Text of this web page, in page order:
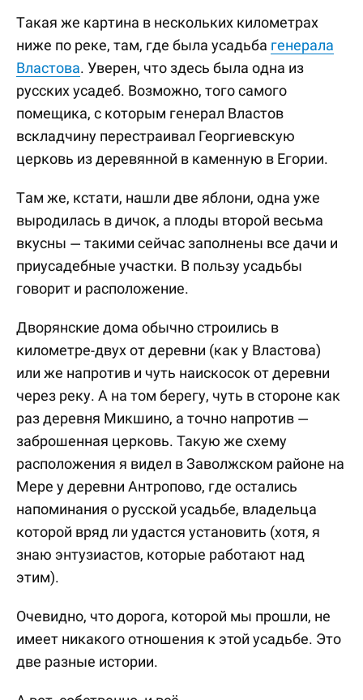
Такая же картина в нескольких километрах
ниже по реке, там, где была усадьба генерала
Властова. Уверен, что здесь была одна из
русских усадеб. Возможно, того самого
помещика, с которым генерал Властов
вскладчину перестраивал Георгиевскую
церковь из деревянной в каменную в Егории.
Там же, кстати, нашли две яблони, одна уже
выродилась в дичок, а плоды второй весьма
вкусны — такими сейчас заполнены все дачи и
приусадебные участки. В пользу усадьбы
говорит и расположение.
Дворянские дома обычно строились в
километре-двух от деревни (как у Властова)
или же напротив и чуть наискосок от деревни
через реку. А на том берегу, чуть в стороне как
раз деревня Микшино, а точно напротив —
заброшенная церковь. Такую же схему
расположения я видел в Заволжском районе на
Мере у деревни Антропово, где остались
напоминания о русской усадьбе, владельца
которой вряд ли удастся установить (хотя, я
знаю энтузиастов, которые работают над
этим).
Очевидно, что дорога, которой мы прошли, не
имеет никакого отношения к этой усадьбе. Это
две разные истории.